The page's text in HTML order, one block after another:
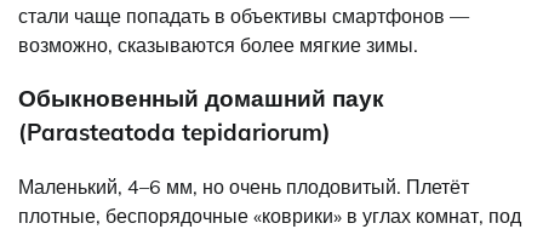
стали чаще попадать в объективы смартфонов —
возможно, сказываются более мягкие зимы.
Обыкновенный домашний паук
(Parasteatoda tepidariorum)
Маленький, 4–6 мм, но очень плодовитый. Плетёт
плотные, беспорядочные «коврики» в углах комнат, под